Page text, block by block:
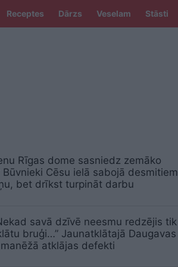
Receptes Dārzs Veselam Stāsti
Rīgas dome sasniedz zemāko
Būvnieki Cēsu ielā sabojā desmitiem
bet drīkst turpināt darbu
savā dzīvē neesmu redzējis tik
bruģi…” Jaunatklātajā Daugavas
atklājas defekti